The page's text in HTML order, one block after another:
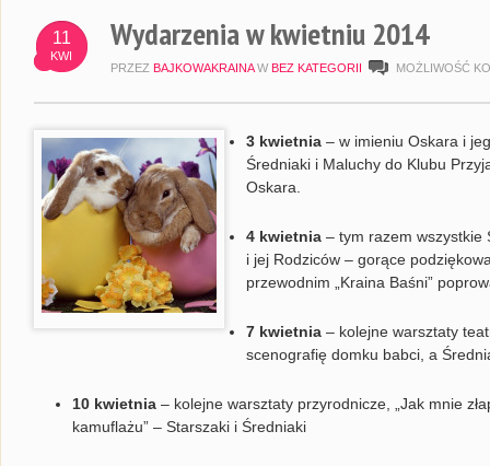
11
KWI
Wydarzenia w kwietniu 2014
PRZEZ BAJKOWAKRAINA W BEZ KATEGORII MOŻLIWOŚĆ
3 kwietnia – w imieniu Oskara i
Średniaki i Maluchy do Klubu
Oskara.
4 kwietnia – tym razem wszystkie
i jej Rodziców – gorące
przewodnim „Kraina Baśni”
7 kwietnia – kolejne warsztaty
scenografię domku babci, a
10 kwietnia – kolejne warsztaty przyrodnicze, „Jak mnie
kamuflażu” – Starszaki i Średniaki